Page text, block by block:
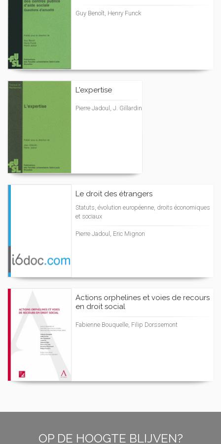
Guy Benoît, Henry Funck
L'expertise
Pierre Jadoul, J. Gillardin
Le droit des étrangers
Statuts, évolution européenne, droits économiques
et sociaux
Pierre Jadoul, Eric Mignon
Actions orphelines et voies de recours
en droit social
Fabienne Bouquelle, Filip Dorssemont
OP DE HOOGTE BLIJVEN?